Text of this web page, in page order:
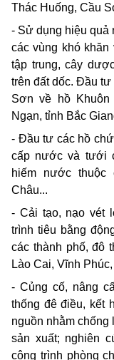
Thác Huống, Cầu
- Sử dụng hiệu
các vùng khó
tập trung, cây
trên đất dốc. Đầu
Sơn về hồ
Ngạn, tỉnh Bắc
- Đầu tư các hồ
cấp nước và tưới
hiếm nước thuộc
Châu...
- Cải tạo, nạo vét
trình tiêu bằng
các thành phố, đô
Lào Cai, Vĩnh
- Củng cố, nâng
thống đê điều, kết
nguồn nhằm chống
sản xuất; nghiên
công trình phòng